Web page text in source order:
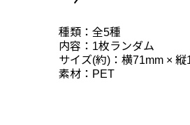
種類：全5種
内容：1枚ランダム
サイズ(約)：横71mm ×
素材：PET